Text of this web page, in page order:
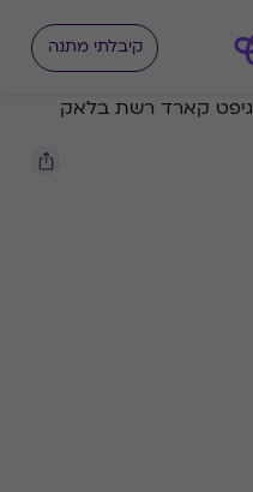
קיבלתי מתנה
גיפט קארד רשת בלאק